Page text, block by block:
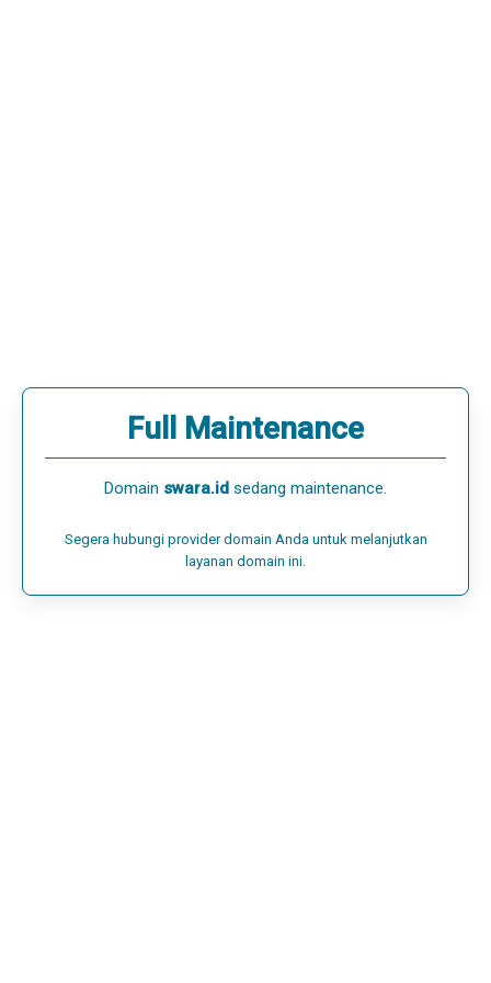
Full Maintenance
Domain swara.id sedang maintenance.
Segera hubungi provider domain Anda untuk melanjutkan
layanan domain ini.